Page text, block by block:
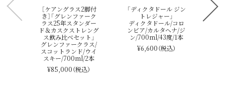
［ケアングラス2脚付
き］「グレンファーク
ラス25年スタンダー
ド＆カスクストレング
ス飲み比べセット」
グレンファークラス/
スコットランド/ウイ
スキー/700ml/2本
¥85,000（税込）
「ディクタドール ジン
トレジャー」
ディクタドール/コロ
ンビア/カルタヘナ/ジ
ン/700ml/43度/1本
¥6,600（税込）